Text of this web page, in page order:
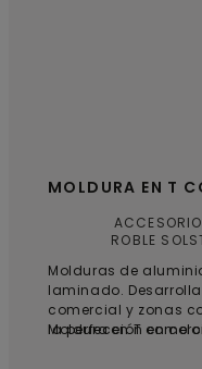
MOLDURA EN T
ROBLE
Molduras de
laminado.
comercial y zonas
la perfección en
Moldura en T